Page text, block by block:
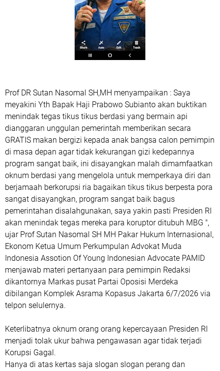
Prof DR Sutan Nasomal SH,MH menyampaikan : Saya
meyakini Yth Bapak Haji Prabowo Subianto akan buktikan
menindak tegas tikus tikus berdasi yang bermain api
dianggaran unggulan pemerintah memberikan secara
GRATIS makan bergizi kepada anak bangsa calon pemimpin
di masa depan agar tidak kekurangan gizi kedepannya
program sangat baik, ini disayangkan malah dimamfaatkan
oknum berdasi yang mengelola untuk memperkaya diri dan
berjamaah berkorupsi ria bagaikan tikus tikus berpesta pora
sangat disayangkan, program sangat baik bagus
pemerintahan disalahgunakan, saya yakin pasti Presiden RI
akan menindak tegas mereka para koruptor ditubuh MBG ",
ujar Prof Sutan Nasomal SH MH Pakar Hukum Internasional,
Ekonom Ketua Umum Perkumpulan Advokat Muda
Indonesia Assotion Of Young Indonesian Advocate PAMID
menjawab materi pertanyaan para pemimpin Redaksi
dikantornya Markas pusat Partai Oposisi Merdeka
dibilangan Komplek Asrama Kopasus Jakarta 6/7/2026 via
telpon selulernya.
Keterlibatnya oknum orang orang kepercayaan Presiden RI
menjadi tolak ukur bahwa pengawasan agar tidak terjadi
Korupsi Gagal.
Hanya di atas kertas saja slogan slogan perang dan